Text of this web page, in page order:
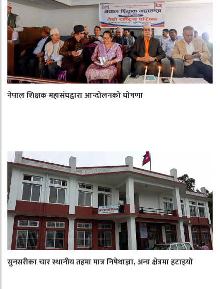
नेपाल शिक्षक महासंघद्वारा आन्दोलनको घोषणा
सुनसरीका चार स्थानीय तहमा मात्र निषेधाज्ञा, अन्य क्षेत्रमा हटाइयो